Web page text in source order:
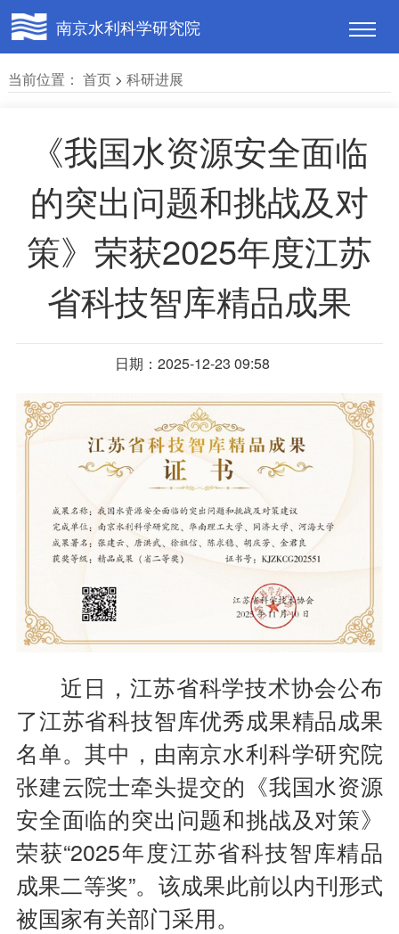
南京水利科学研究院
当前位置： 首页> 科研进展
《我国水资源安全面临
的突出问题和挑战及对
策》荣获2025年度江苏
省科技智库精品成果
日期：2025-12-23 09:58
近日，江苏省科学技术协会公布
了江苏省科技智库优秀成果精品成果
名单。其中，由南京水利科学研究院
张建云院士牵头提交的《我国水资源
安全面临的突出问题和挑战及对策》
荣获“2025年度江苏省科技智库精品
成果二等奖”。该成果此前以内刊形式
被国家有关部门采用。